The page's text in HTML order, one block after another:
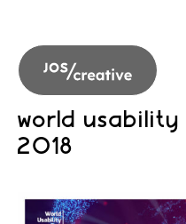
world
2018